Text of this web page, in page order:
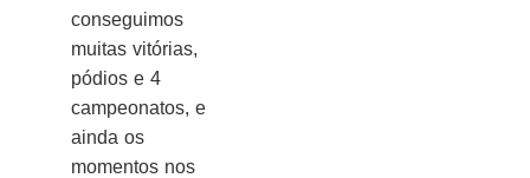
conseguimos
muitas vitórias,
pódios e 4
campeonatos, e
ainda os
momentos nos